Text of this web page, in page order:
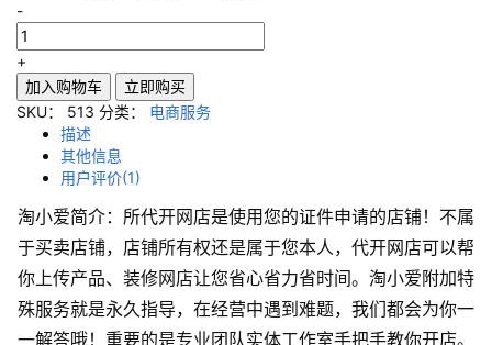
-
+
加入购物车
立即购买
SKU： 513 分类： 电商服务
描述
其他信息
用户评价(1)
淘小爱简介：所代开网店是使用您的证件申请的店铺！不属
于买卖店铺，店铺所有权还是属于您本人，代开网店可以帮
你上传产品、装修网店让您省心省力省时间。淘小爱附加特
殊服务就是永久指导，在经营中遇到难题，我们都会为你一
一解答哦！重要的是专业团队实体工作室手把手教你开店。